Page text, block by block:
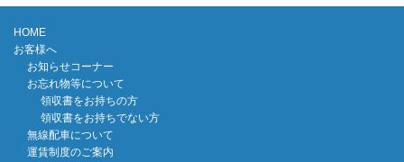
HOME
お客様へ
お知らせコーナー
お忘れ物等について
領収書をお持ちの方
領収書をお持ちでない方
無線配車について
運賃制度のご案内